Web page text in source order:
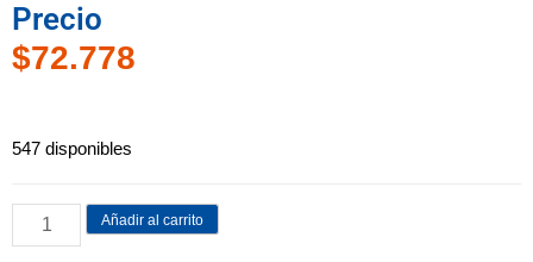
Precio
$72.778
547 disponibles
Añadir al carrito